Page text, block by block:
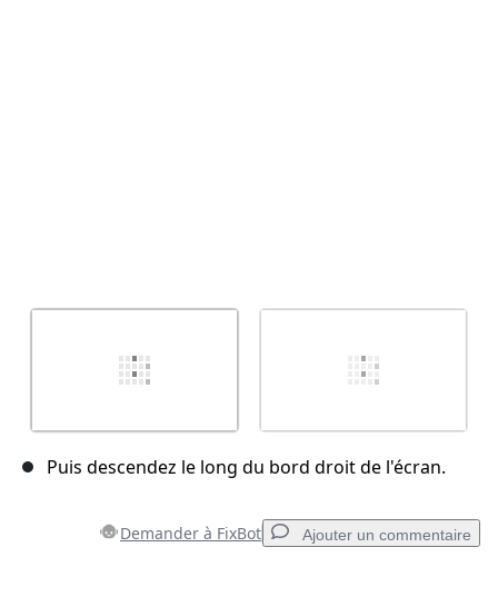
Puis descendez le long du bord droit de l'écran.
Demander à FixBot Ajouter un commentaire